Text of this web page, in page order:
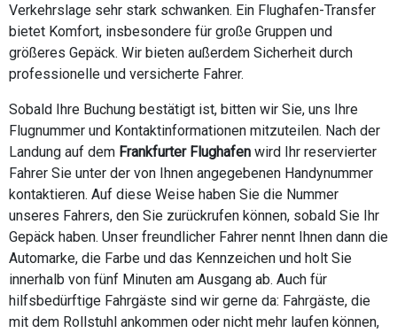
Verkehrslage sehr stark schwanken. Ein Flughafen-Transfer
bietet Komfort, insbesondere für große Gruppen und
größeres Gepäck. Wir bieten außerdem Sicherheit durch
professionelle und versicherte Fahrer.
Sobald Ihre Buchung bestätigt ist, bitten wir Sie, uns Ihre
Flugnummer und Kontaktinformationen mitzuteilen. Nach der
Landung auf dem Frankfurter Flughafen wird Ihr reservierter
Fahrer Sie unter der von Ihnen angegebenen Handynummer
kontaktieren. Auf diese Weise haben Sie die Nummer
unseres Fahrers, den Sie zurückrufen können, sobald Sie Ihr
Gepäck haben. Unser freundlicher Fahrer nennt Ihnen dann die
Automarke, die Farbe und das Kennzeichen und holt Sie
innerhalb von fünf Minuten am Ausgang ab. Auch für
hilfsbedürftige Fahrgäste sind wir gerne da: Fahrgäste, die
mit dem Rollstuhl ankommen oder nicht mehr laufen können,